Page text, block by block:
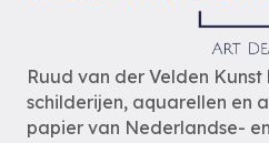
Ruud van der Velden
schilderijen, aquarellen en
papier van Nederlandse-